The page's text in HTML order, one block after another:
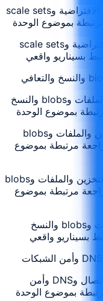
أسئلة تشخيص حول إدارة الحوسبة: الآلات الافتراضية وscale sets
بموضوع الوحدة
الأدلة الناتجة من إدارة الحوسبة: الآلات الافتراضية وscale sets
بسيناريو واقعي
اعتبارات التصميم في حسابات التخزين والملفات وblobs والنسخ
بموضوع الوحدة
الأدوار والمسؤوليات ضمن حسابات التخزين والملفات وblobs
مرتبطة بموضوع
الاستثناءات والقيود المؤثرة في حسابات التخزين والملفات وblobs
مرتبطة بموضوع
فحوص الجودة لـ حسابات التخزين والملفات وblobs والنسخ
بسيناريو واقعي
نموذج التشغيل لـ الشبكات الافتراضية والاتصال وDNS وأمن
بموضوع الوحدة